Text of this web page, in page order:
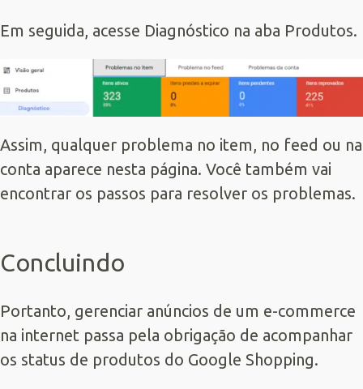
Em seguida, acesse Diagnóstico na aba Produtos.
Assim, qualquer problema no item, no feed ou na
conta aparece nesta página. Você também vai
encontrar os passos para resolver os problemas.
Concluindo
Portanto, gerenciar anúncios de um e-commerce
na internet passa pela obrigação de acompanhar
os status de produtos do Google Shopping.